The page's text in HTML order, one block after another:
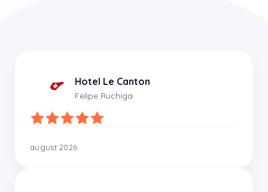
Hotel Le Canton
Felipe Ruchiga
august 2026